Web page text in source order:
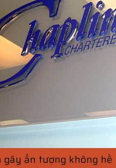
gây ấn tượng không